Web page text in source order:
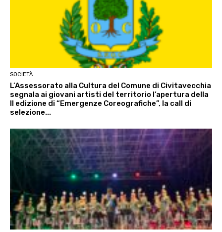
SOCIETÀ
L’Assessorato alla Cultura del Comune di Civitavecchia
segnala ai giovani artisti del territorio l’apertura della
II edizione di “Emergenze Coreografiche”, la call di
selezione...